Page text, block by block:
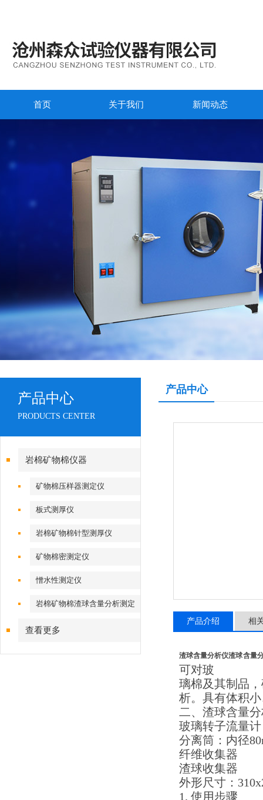
首页 关于我们 新闻动态
产品中心
PRODUCTS CENTER
岩棉矿物棉仪器
矿物棉压样器测定仪
板式测厚仪
岩棉矿物棉针型测厚仪
矿物棉密测定仪
憎水性测定仪
岩棉矿物棉渣球含量分析测定
查看更多
产品中心
产品介绍 相
渣球含量分析仪渣球含量
可对玻
璃棉及其制品
析。具有体积
二、渣球含量
玻璃转子流量
分离筒：内径
纤维收集器
渣球收集器
外形尺寸：
1. 使用步骤